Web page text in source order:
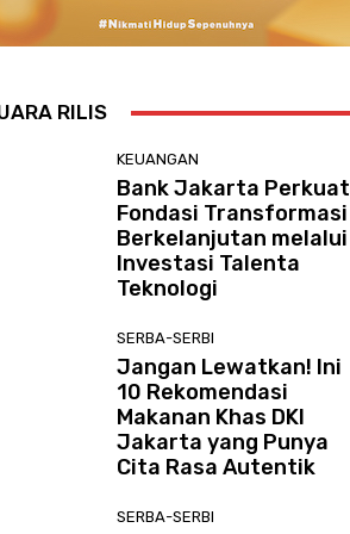
RILIS
KEUANGAN
Bank Jakarta Perkuat
Fondasi Transformasi
Berkelanjutan melalui
Investasi Talenta
Teknologi
SERBA-SERBI
Jangan Lewatkan! Ini
10 Rekomendasi
Makanan Khas DKI
Jakarta yang Punya
Cita Rasa Autentik
SERBA-SERBI